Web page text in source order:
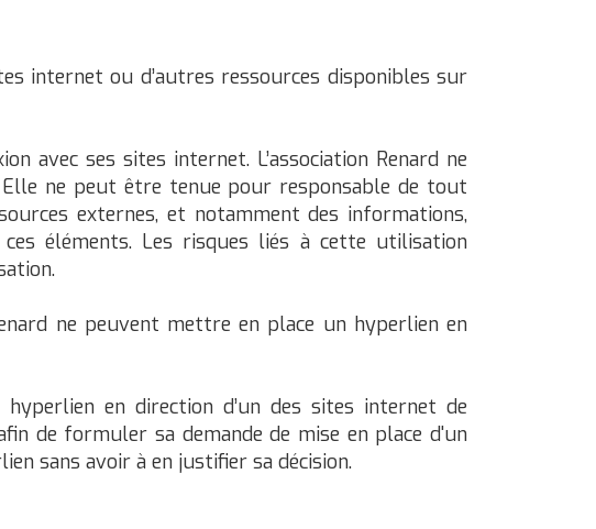
internet ou d’autres ressources disponibles sur
avec ses sites internet. L’association Renard ne
ne peut être tenue pour responsable de tout
externes, et notamment des informations,
éléments. Les risques liés à cette utilisation
ne peuvent mettre en place un hyperlien en
en direction d’un des sites internet de
de formuler sa demande de mise en place d'un
sans avoir à en justifier sa décision.